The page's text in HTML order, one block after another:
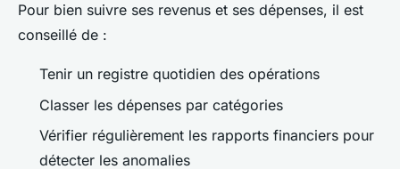
Pour bien suivre ses revenus et ses dépenses, il est
conseillé de :
Tenir un registre quotidien des opérations
Classer les dépenses par catégories
Vérifier régulièrement les rapports financiers pour
détecter les anomalies